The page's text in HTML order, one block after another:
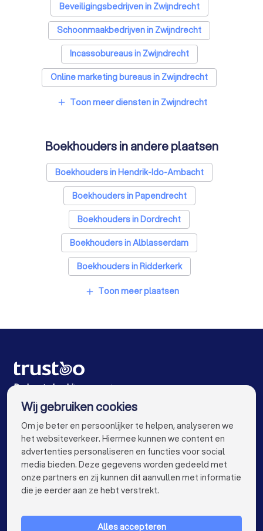
Beveiligingsbedrijven in Zwijndrecht
Schoonmaakbedrijven in Zwijndrecht
Incassobureaus in Zwijndrecht
Online marketing bureaus in Zwijndrecht
Tekstschrijvers in Zwijndrecht
SEO-specialisten in Zwijndrecht
Grafisch ontwerpers in Zwijndrecht
Reclamebureaus in Zwijndrecht
Accountants in Zwijndrecht
add Toon meer diensten in Zwijndrecht
Boekhouders in andere plaatsen
Boekhouders in Hendrik-Ido-Ambacht
Boekhouders in Papendrecht
Boekhouders in Dordrecht
Boekhouders in Alblasserdam
Boekhouders in Ridderkerk
Boekhouders in Sliedrecht
Boekhouders in Capelle aan den IJssel
Boekhouders in Rhoon
Boekhouders in Amsterdam
Boekhouders in Rotterdam
Boekhouders in Den Haag
Boekhouders in Utrecht
Boekhouders in Eindhoven
Boekhouders in Tilburg
Boekhouders in Almere
Boekhouders in Breda
add Toon meer plaatsen
De beste bedrijven voor jou
VOOR PARTICULIEREN keyboard_arrow_down
Wij gebruiken cookies
Om je beter en persoonlijker te helpen, analyseren we
het websiteverkeer. Hiermee kunnen we content en
advertenties personaliseren en functies voor social
media bieden. Deze gegevens worden gedeeld met
onze partners en zij kunnen dit aanvullen met informatie
die je eerder aan ze hebt verstrekt.
Alles accepteren